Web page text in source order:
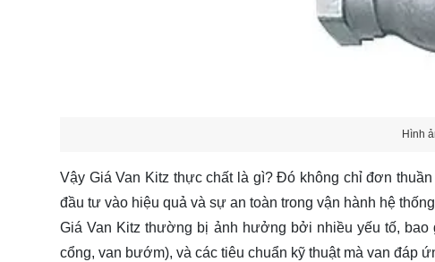
Hình
Vậy Giá Van Kitz thực chất là gì? Đó không chỉ đơn
đầu tư vào hiệu quả và sự an toàn trong vận hành hệ
Giá Van Kitz thường bị ảnh hưởng bởi nhiều yếu tố,
cổng, van bướm), và các tiêu chuẩn kỹ thuật mà van đáp